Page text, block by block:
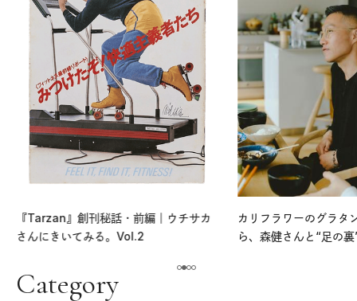
『Tarzan』創刊秘話・前編｜ウチサカ
さんにきいてみる。Vol.2
カリフラワーのグラタ
ら、森健さんと“足の
Category